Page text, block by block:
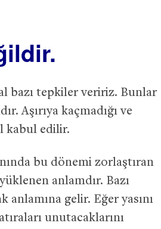
bazı tepkiler veririz. Bunlar
Aşırıya kaçmadığı ve
kabul edilir.
bu dönemi zorlaştıran
anlamdır. Bazı
gelir. Eğer yasını
unutacaklarını